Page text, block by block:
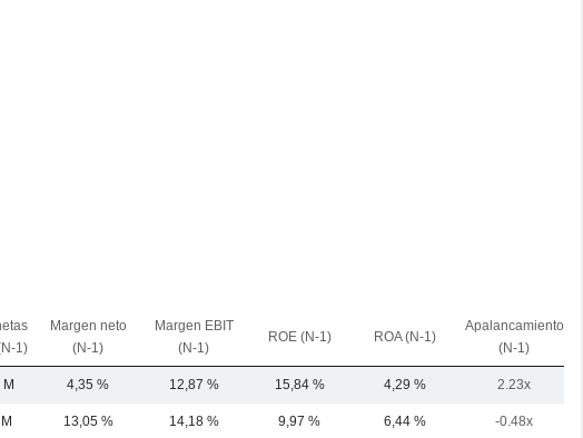
1)
Margen neto
(N-1)
Margen EBIT
(N-1)
ROE (N-1) ROA (N-1)
Apalancamiento
(N-1)
4,35 % 12,87 % 15,84 % 4,29 % 2.23x
13,05 % 14,18 % 9,97 % 6,44 % -0.48x